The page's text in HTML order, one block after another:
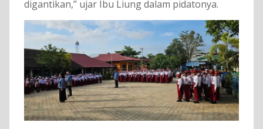
digantikan,” ujar Ibu Liung dalam pidatonya.